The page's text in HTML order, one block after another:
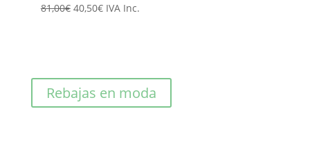
81,00€ El
81,00€.
40,50€El
40,50€.
IVA Inc.
Rebajas en moda